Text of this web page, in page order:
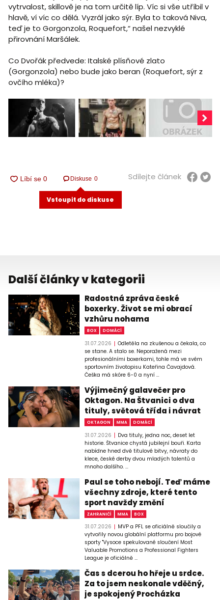
vytrvalost, skillově je na tom určitě líp. Víc si vše utříbil v
hlavě, ví víc co dělá. Vyzrál jako sýr. Byla to taková Niva,
teď je to Gorgonzola, Roquefort,“ našel nezvyklé
přirovnání Maršálek.
Co Dvořák předvede: Italské plísňové zlato
(Gorgonzola) nebo bude jako beran (Roquefort, sýr z
ovčího mléka)?
Diskuse 0
Vstoupit do diskuse
Sdílejte článek
Další články v kategorii
Radostná zpráva české
boxerky. Život se mi obrací
vzhůru nohama
BOX DOMÁCÍ
31.07.2026
Odletěla na zkušenou a čekala, co
se stane. A stalo se. Neporažená mezi
profesionálními boxerkami, tohle má ve svém
sportovním životopisu Kateřina Čavajdová.
Češka má skóre 6-0 a nyní ...
Výjimečný galavečer pro
Oktagon. Na Štvanici o dva
tituly, světová třída i návrat
OKTAGON MMA DOMÁCÍ
31.07.2026
Dva tituly, jedna noc, deset let
historie. Štvanice chystá jubilejní bouři. Karta
nabídne hned dvě titulové bitvy, návraty do
klece, české derby dvou mladých talentů a
mnoho dalšího. ...
Paul se toho nebojí. Teď máme
všechny zdroje, které tento
sport navždy změní
ZAHRANIČÍ MMA BOX
31.07.2026
MVP a PFL se oficiálně sloučily a
vytvořily novou globální platformu pro bojové
sporty "Vysoce spekulované sloučení Most
Valuable Promotions a Professional Fighters
League je oficiálně ...
Čas s dcerou ho hřeje u srdce.
Za to jsem neskonale vděčný,
je spokojený Procházka